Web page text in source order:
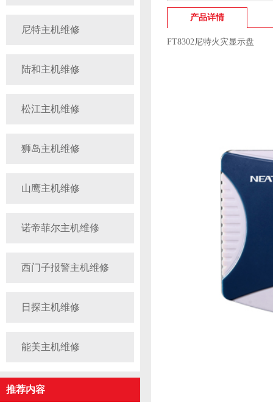
尼特主机维修
陆和主机维修
松江主机维修
狮岛主机维修
山鹰主机维修
诺帝菲尔主机维修
西门子报警主机维修
日探主机维修
能美主机维修
推荐内容
产品详情
FT8302尼特火灾显示盘